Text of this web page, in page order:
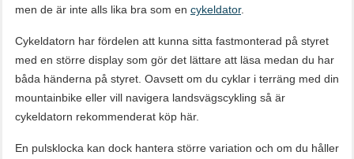
men de är inte alls lika bra som en cykeldator.
Cykeldatorn har fördelen att kunna sitta fastmonterad på styret
med en större display som gör det lättare att läsa medan du har
båda händerna på styret. Oavsett om du cyklar i terräng med din
mountainbike eller vill navigera landsvägscykling så är
cykeldatorn rekommenderat köp här.
En pulsklocka kan dock hantera större variation och om du håller